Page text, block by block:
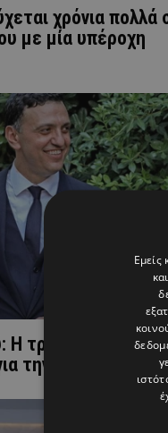
χρόνια πολλά
με μία υπέροχη
Η τρυφερή
την ημέρα του
Εμείς